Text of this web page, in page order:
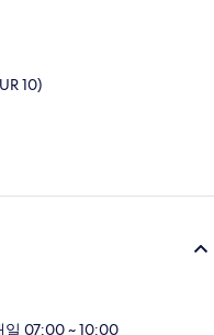
10)
일 07:00 ~ 10:00